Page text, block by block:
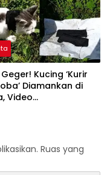
Kucing ‘Kurir
Diamankan di
Video
Ruas yang